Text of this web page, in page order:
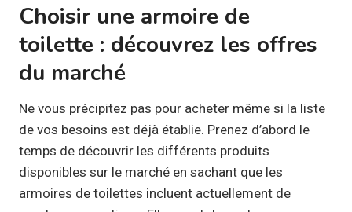
Choisir une armoire de
toilette : découvrez les offres
du marché
Ne vous précipitez pas pour acheter même si la liste
de vos besoins est déjà établie. Prenez d’abord le
temps de découvrir les différents produits
disponibles sur le marché en sachant que les
armoires de toilettes incluent actuellement de